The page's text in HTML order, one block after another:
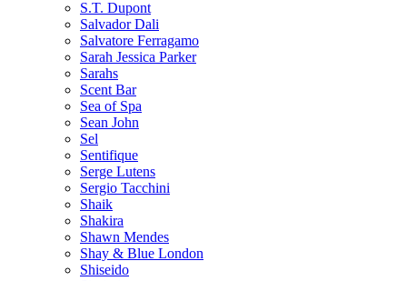
S.T. Dupont
Salvador Dali
Salvatore Ferragamo
Sarah Jessica Parker
Sarahs
Scent Bar
Sea of Spa
Sean John
Sel
Sentifique
Serge Lutens
Sergio Tacchini
Shaik
Shakira
Shawn Mendes
Shay & Blue London
Shiseido